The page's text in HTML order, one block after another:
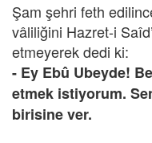
Şam şehri feth
vâliliğini Hazret-i
etmeyerek dedi ki:
- Ey Ebû Ubeyde!
etmek istiyorum.
birisine ver.